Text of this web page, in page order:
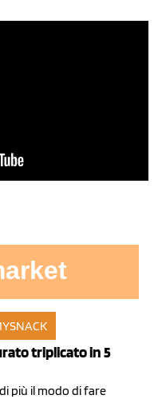
triplicato in 5
più il modo di fare